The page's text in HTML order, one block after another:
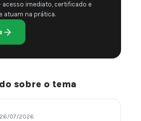
acesso imediato, certificado e
atuam na prática.
sobre o tema
07/2026